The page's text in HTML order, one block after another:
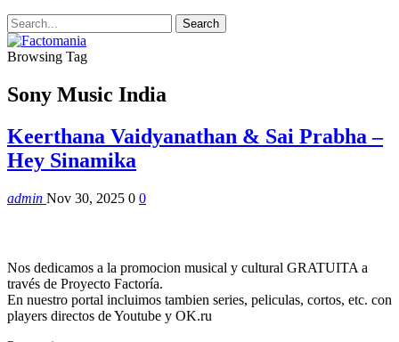
Browsing Tag
Sony Music India
Keerthana Vaidyanathan & Sai Prabha –
Hey Sinamika
admin Nov 30, 2025 0 0
Nos dedicamos a la promocion musical y cultural GRATUITA a
través de Proyecto Factoría.
En nuestro portal incluimos tambien series, peliculas, cortos, etc. con
players directos de Youtube y OK.ru